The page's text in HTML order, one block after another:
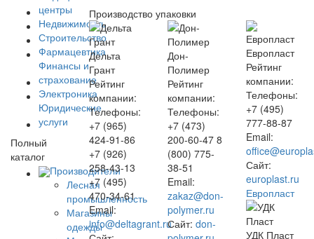
центры
Недвижимость
Строительство
Фармацевтика
Финансы и
страхование
Электроника
Юридические
услуги
Полный
каталог
Производители
Лесная
промышленность
Магазины
одежды
Производство упаковки
Дельта
Грант
Рейтинг
компании:
Телефоны:
+7 (965)
424-91-86
+7 (926)
258-43-13
+7 (495)
470-34-61
Email:
info@deltagrant.ru
Дон-
Полимер
Рейтинг
компании:
Телефоны:
+7 (473)
200-60-47 8
(800) 775-
38-51
Email:
zakaz@don-
polymer.ru
Сайт: don-
Европласт
Рейтинг
компании:
Телефоны:
+7 (495)
777-88-87
Email:
Сайт:
europlast.ru
Европласт
УДК Пласт